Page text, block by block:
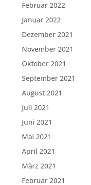
Februar 2022
Januar 2022
Dezember 2021
November 2021
Oktober 2021
September 2021
August 2021
Juli 2021
Juni 2021
Mai 2021
April 2021
März 2021
Februar 2021